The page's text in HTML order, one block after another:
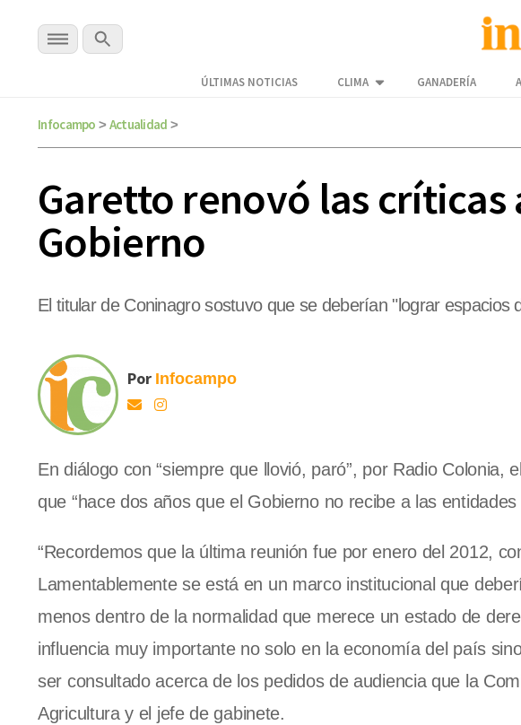
ÚLTIMAS NOTICIAS CLIMA GANADERÍA
Infocampo > Actualidad >
Garetto renovó las
Gobierno
El titular de Coninagro sostuvo que se deberían "lograr
Por Infocampo
En diálogo con “siempre que llovió, paró”, por Radio
que “hace dos años que el Gobierno no recibe a las
“Recordemos que la última reunión fue por enero del 2012,
Lamentablemente se está en un marco institucional que
menos dentro de la normalidad que merece un estado de
influencia muy importante no solo en la economía del país
ser consultado acerca de los pedidos de audiencia que la
Agricultura y el jefe de gabinete.